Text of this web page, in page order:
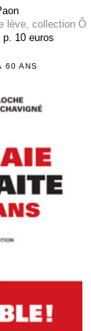
lève, collection Ô
p. 10 euros
60 ANS